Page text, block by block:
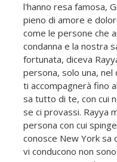
l'hanno resa famosa,
pieno di amore e
come le persone che
condanna e la nostra
fortunata, diceva
persona, solo una,
ti accompagnerà fino
sa tutto di te, con cui
se ci provassi. Rayya
persona con cui
conosce New York sa
vi conducono non